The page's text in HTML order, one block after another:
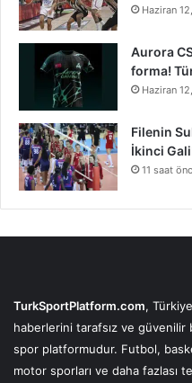
Haziran
Aurora
forma!
Haziran
Filenin
İkinci
11 saat
TurkSportPlatform.com,
haberlerini tarafsız ve güvenilir
spor platformudur. Futbol,
motor sporları ve daha fazlası